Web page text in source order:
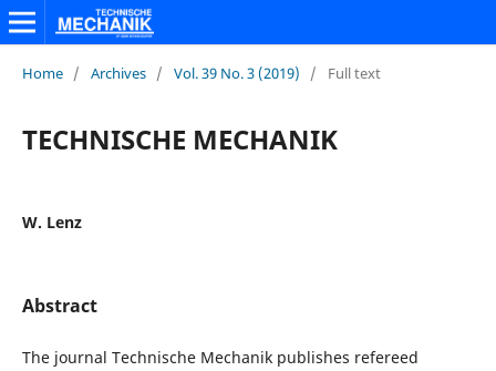
Home / Archives / Vol. 39 No. 3 (2019) / Full text
TECHNISCHE MECHANIK
W. Lenz
Abstract
The journal Technische Mechanik publishes refereed